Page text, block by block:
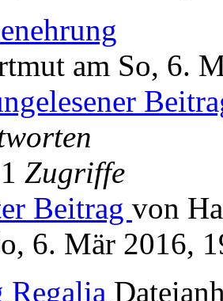
am So, 6.
Zugriffe
Beitrag von
6. Mär 2016,